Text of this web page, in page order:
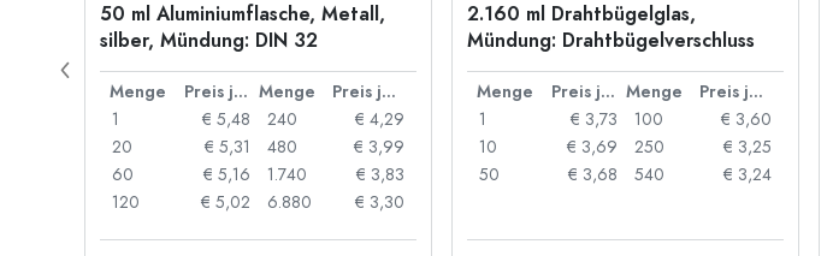
50 ml Aluminiumflasche, Metall,
silber, Mündung: DIN 32
Menge Preis je Stück Menge
Preis je Stück
1
€ 5,48
20
€ 5,31
60
€ 5,16
120
€ 5,02
240
€ 4,29
480
€ 3,99
1.740
€ 3,83
6.880
€ 3,30
2.160 ml Drahtbügelglas,
Mündung: Drahtbügelverschluss
Menge Preis je Stück Menge
Preis je Stück
1
€ 3,73
10
€ 3,69
50
€ 3,68
100
€ 3,60
250
€ 3,25
540
€ 3,24